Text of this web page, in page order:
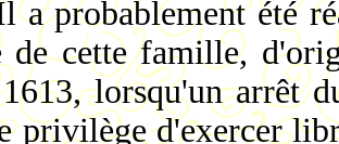
a probablement été
de cette famille,
lorsqu'un arrêt
privilège d'exercer